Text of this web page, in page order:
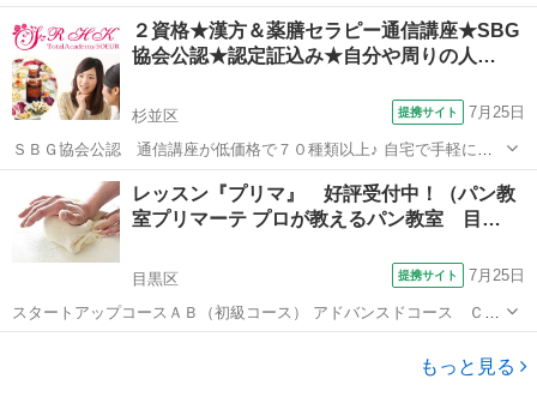
などの基本知識から学べ、更に手作りドライフルーツの製法や食感を
変えるための切り方、フルーツの乾燥方法など実践的な事まで自宅で
学習することが出来ます。ぜひこの機会に...
東京 その他
２資格★漢方＆薬膳セラピー通信講座★SBG
協会公認★認定証込み★自分や周りの人…
杉並区 提携サイト 7月25日
ＳＢＧ協会公認 通信講座が低価格で７０種類以上♪ 自宅で手軽に＆
低価格で 資格が取れるのはＲＨＫトータルアカデミーだけ！！ ＨＰ
★ http://www.rhk-sbg.co.jp/ ●ＳＢＧ協会公認 履歴書にも書...
杉並区
レッスン『プリマ』 好評受付中！（パン教
室プリマーテ プロが教えるパン教室 目…
目黒区 提携サイト 7月25日
スタートアップコースＡＢ（初級コース） アドバンスドコース ＣＤ
（中級コース） 生地の扱い、技術、一番難しいのが発酵などの見極
め。そしてそれらは知識、理論、製法理解の裏付けがなければ身に付
もっと見る